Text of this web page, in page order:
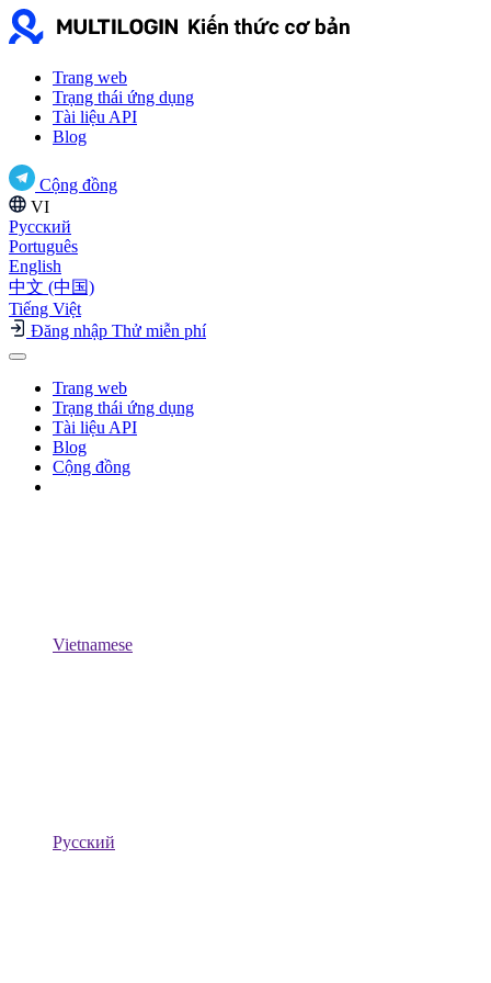
Trang web
Trạng thái ứng dụng
Tài liệu API
Blog
Cộng đồng
VI
Русский
Português
English
中文 (中国)
Tiếng Việt
Đăng nhập Thử miễn phí
Trang web
Trạng thái ứng dụng
Tài liệu API
Blog
Cộng đồng
Vietnamese
Русский